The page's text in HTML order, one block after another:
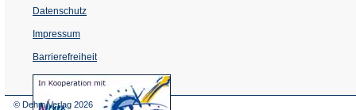
Datenschutz
Impressum
Barrierefreiheit
(Öffnet
in
© Dehm Verlag 2026